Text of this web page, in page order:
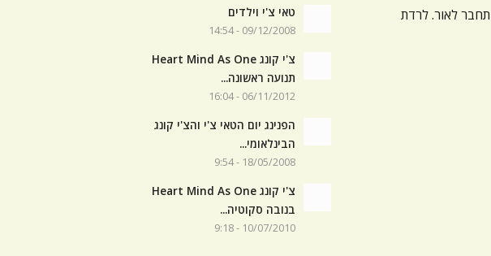
לאור. לרדת
טאי צ'י וילדים
09/12/2008 - 14:54
צ'י קונג Heart Mind As One
תנועה ראשונה...
06/11/2012 - 16:04
הפנינג יום הטאי צ'י והצ'י קונג
הבינלאומי...
18/05/2008 - 9:54
צ'י קונג Heart Mind As One
בנובה סקוטיה...
10/07/2010 - 9:18